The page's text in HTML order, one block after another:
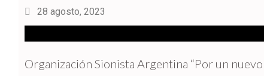
28 agosto, 2023
Organización Sionista Argentina “Por un nuevo